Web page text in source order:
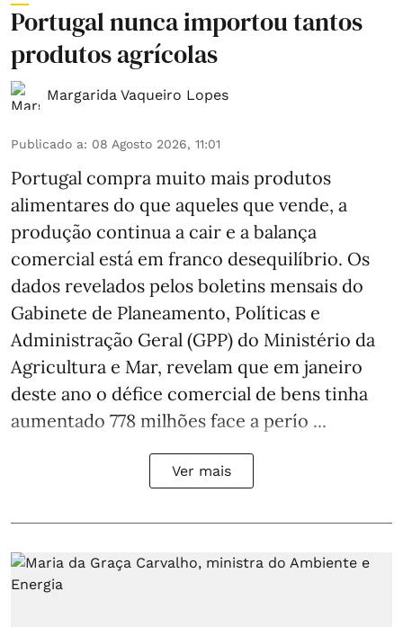
Portugal nunca importou tantos
produtos agrícolas
Margarida Vaqueiro Lopes
Publicado a: 08 Agosto 2026, 11:01
Portugal compra muito mais produtos
alimentares do que aqueles que vende, a
produção continua a cair e a balança
comercial está em franco desequilíbrio. Os
dados revelados pelos boletins mensais do
Gabinete de Planeamento, Políticas e
Administração Geral (GPP) do Ministério da
Agricultura e Mar, revelam que em janeiro
deste ano o défice comercial de bens tinha
aumentado 778 milhões face a perío ...
Ver mais